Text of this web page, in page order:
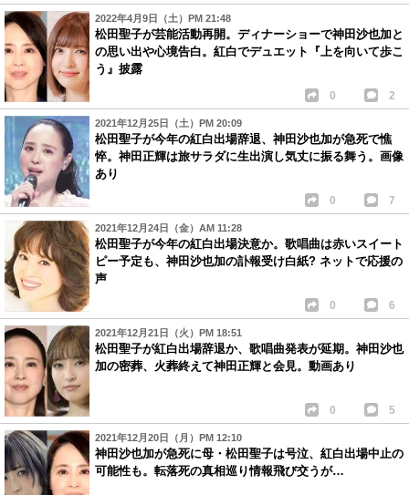
2022年4月9日（土）PM 21:48
松田聖子が芸能活動再開。ディナーショーで神田沙也加と
の思い出や心境告白。紅白でデュエット『上を向いて歩こ
う』披露
0 2
2021年12月25日（土）PM 20:09
松田聖子が今年の紅白出場辞退、神田沙也加が急死で憔
悴。神田正輝は旅サラダに生出演し気丈に振る舞う。画像
あり
0 7
2021年12月24日（金）AM 11:28
松田聖子が今年の紅白出場決意か。歌唱曲は赤いスイート
ピー予定も、神田沙也加の訃報受け白紙? ネットで応援の
声
0 6
2021年12月21日（火）PM 18:51
松田聖子が紅白出場辞退か、歌唱曲発表が延期。神田沙也
加の密葬、火葬終えて神田正輝と会見。動画あり
0 5
2021年12月20日（月）PM 12:10
神田沙也加が急死に母・松田聖子は号泣、紅白出場中止の
可能性も。転落死の真相巡り情報飛び交うが…